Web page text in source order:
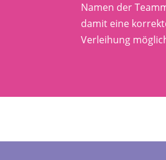
Namen der
damit eine
Verleihung